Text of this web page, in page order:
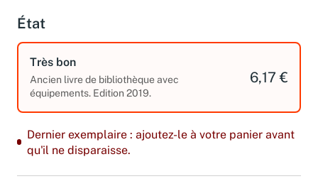
État
Très bon
Ancien livre de bibliothèque avec
équipements. Edition 2019.
6,17 €
Dernier exemplaire : ajoutez-le à votre panier avant
qu'il ne disparaisse.